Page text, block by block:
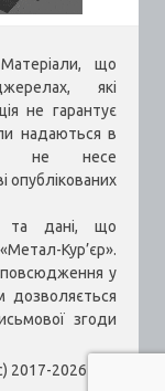
що
які
не гарантує
надаються в
не несе
опублікованих
та дані, що
Кур’єр».
у
дозволяється
згоди
2017-2026